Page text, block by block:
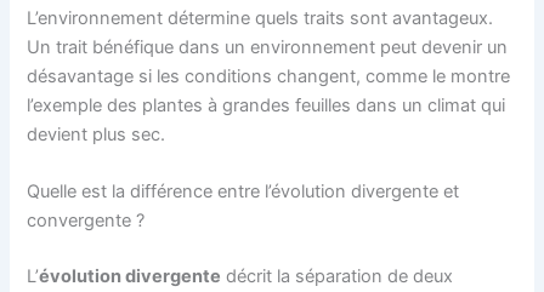
L’environnement détermine quels traits sont avantageux.
Un trait bénéfique dans un environnement peut devenir un
désavantage si les conditions changent, comme le montre
l’exemple des plantes à grandes feuilles dans un climat qui
devient plus sec.
Quelle est la différence entre l’évolution divergente et
convergente ?
L’évolution divergente décrit la séparation de deux